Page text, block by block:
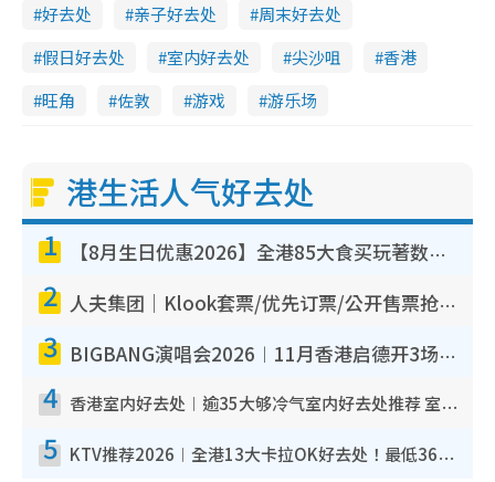
好去处 亲子好去处
周末好去处
假日好去处
室内好去处 尖沙咀
香港
旺角
佐敦 游戏 游乐场
港生活人气好去处
1 【8月生日优惠2026】全港85大食买玩著数攻略 自助餐/火锅放题同行免费＋诚品/DONKI送现金券
2 人夫集团｜Klook套票/优先订票/公开售票抢票攻略！附票价.购票连结.场地座位表
3 BIGBANG演唱会2026︱11月香港启德开3场！实名制VIP申请、优先购票攻略
4 香港室内好去处︱逾35大够冷气室内好去处推荐 室内活动免费避雨无惧下雨
5 KTV推荐2026︱全港13大卡拉OK好去处！最低36元起 日语歌都有！(附地址+收费详情)